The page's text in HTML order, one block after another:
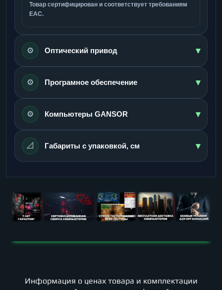
Товар сертифицирован и соответствует требованиям
ЕАС.
⚙️ Оптический привод ▾
⚙️ Програмное обеспечение ▾
⚙️ Компьютеры GANSOR ▾
📐 Габариты с упаковкой, см ▾
Информация о ценах товара и комплектации